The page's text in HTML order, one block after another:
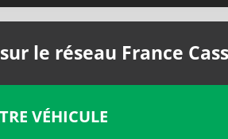
le réseau France
VÉHICULE